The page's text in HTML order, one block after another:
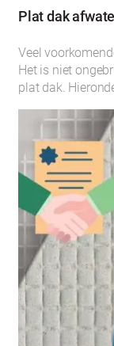
Plat dak
Veel
Het is niet
plat dak.